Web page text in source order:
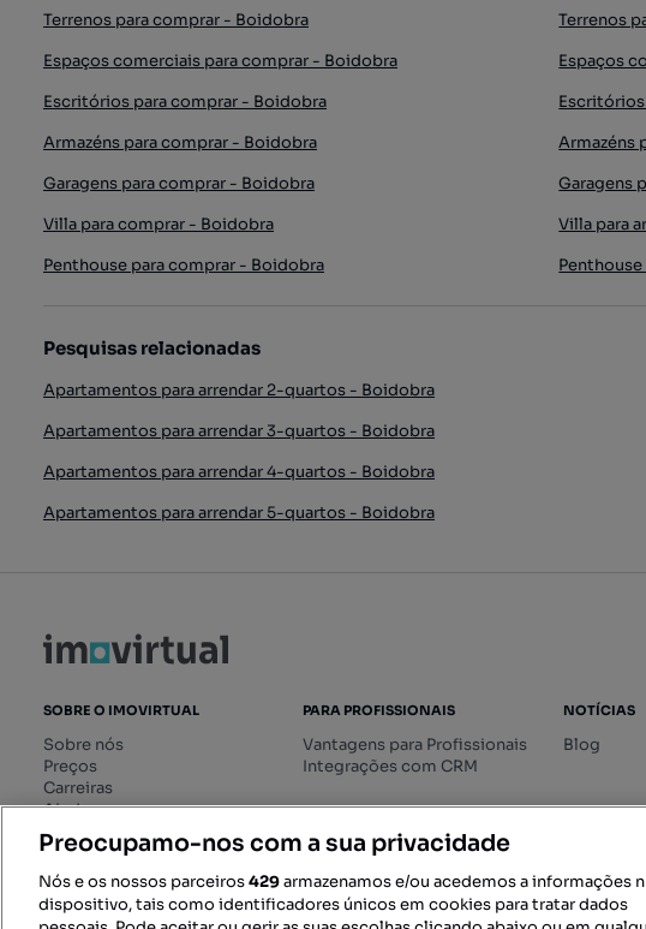
Terrenos para comprar - Boidobra
Espaços comerciais para comprar - Boidobra
Escritórios para comprar - Boidobra
Armazéns para comprar - Boidobra
Garagens para comprar - Boidobra
Villa para comprar - Boidobra
Penthouse para comprar - Boidobra
Terrenos
Espaços
Armazéns
Garagens
Villa para
Pesquisas relacionadas
Apartamentos para arrendar 2-quartos - Boidobra
Apartamentos para arrendar 3-quartos - Boidobra
Apartamentos para arrendar 4-quartos - Boidobra
Apartamentos para arrendar 5-quartos - Boidobra
SOBRE O IMOVIRTUAL
Sobre nós
Preços
Carreiras
Ajuda
Livro de Reclamações online
Regulamento dos Serviços
Digitais
PARA PROFISSIONAIS
Vantagens para Profissionais
Integrações com CRM
NOTÍCIAS
Blog
Preocupamo-nos com a sua privacidade
Nós e os nossos parceiros429armazenamos e/ou acedemos a informações
dispositivo, tais como identificadores únicos em cookies para tratar dados